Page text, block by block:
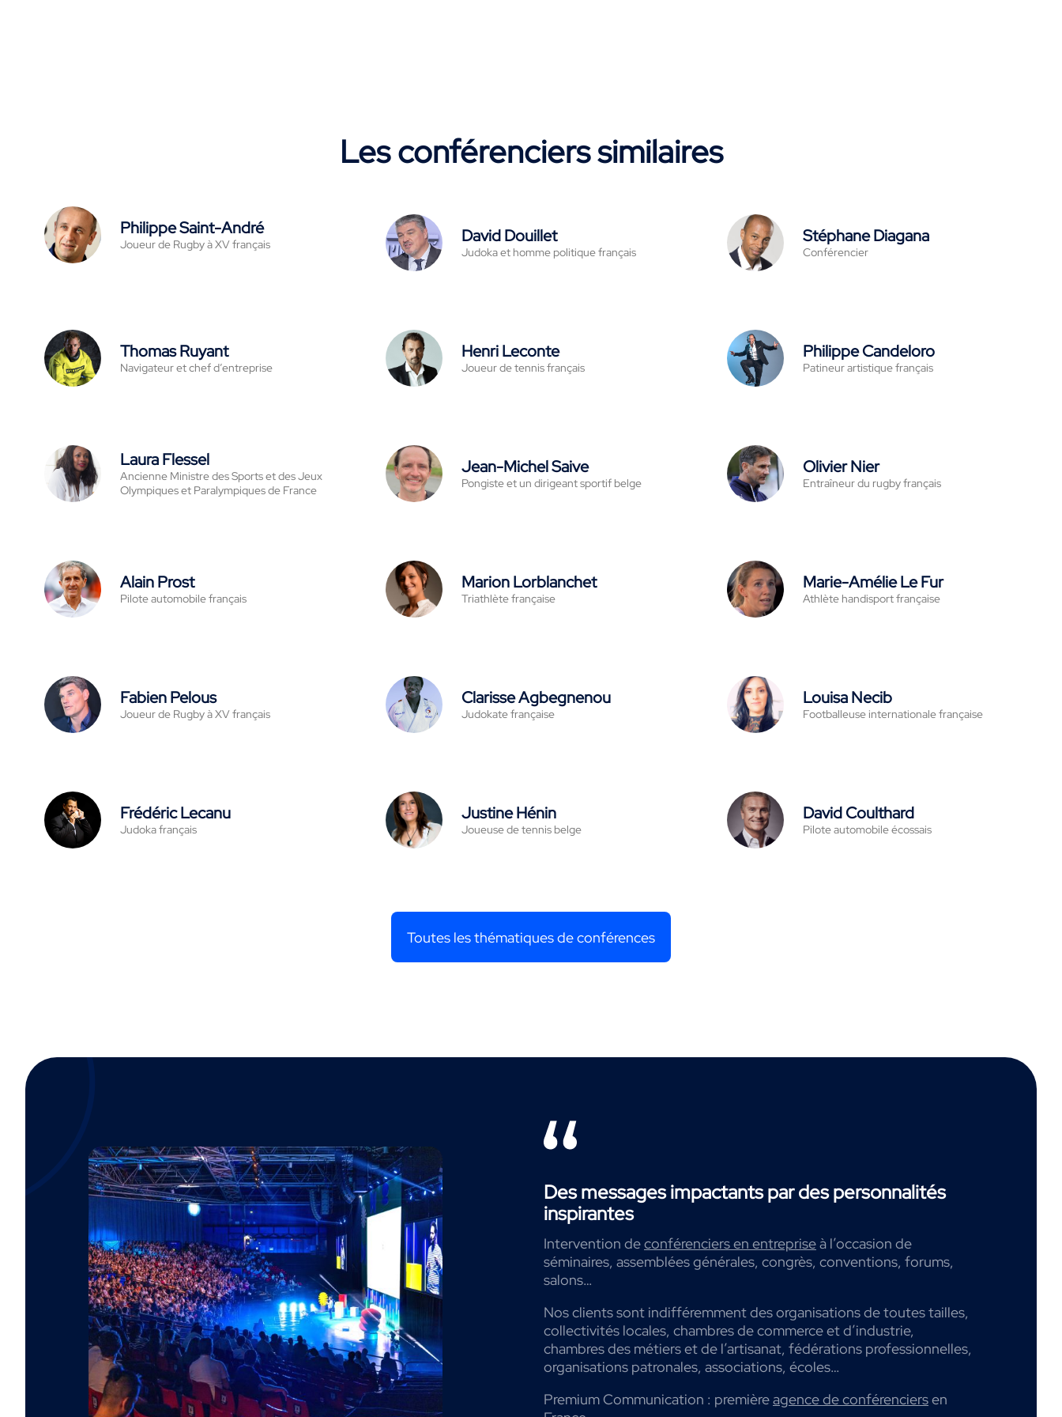
Les conférenciers similaires
Philippe Saint-André
Joueur de Rugby à XV français David Douillet
Judoka et homme politique français
Stéphane Diagana
Conférencier
Thomas Ruyant
Navigateur et chef d’entreprise
Henri Leconte
Joueur de tennis français
Philippe Candeloro
Patineur artistique français
Laura Flessel
Ancienne Ministre des Sports et des Jeux
Olympiques et Paralympiques de France
Jean-Michel Saive
Pongiste et un dirigeant sportif belge
Olivier Nier
Entraîneur du rugby français
Alain Prost
Pilote automobile français
Marion Lorblanchet
Triathlète française
Marie-Amélie Le Fur
Athlète handisport française
Fabien Pelous
Joueur de Rugby à XV français
Clarisse Agbegnenou
Judokate française
Louisa Necib
Footballeuse internationale française
Frédéric Lecanu
Judoka français
Justine Hénin
Joueuse de tennis belge
David Coulthard
Pilote automobile écossais
Toutes les thématiques de conférences
Des messages impactants par des personnalités
inspirantes
Intervention deconférenciers en entrepriseà l’occasion de
séminaires, assemblées générales, congrès, conventions, forums,
salons…
Nos clients sont indifféremment des organisations de toutes tailles,
collectivités locales, chambres de commerce et d’industrie,
chambres des métiers et de l’artisanat, fédérations professionnelles,
organisations patronales, associations, écoles…
Premium Communication : premièreagence de conférenciersen